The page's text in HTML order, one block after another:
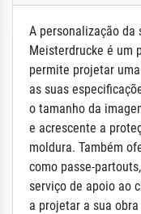
A personalização da
Meisterdrucke é um
permite projetar
as suas
o tamanho da
e acrescente a
moldura. Também
como passe-
serviço de apoio ao
a projetar a sua